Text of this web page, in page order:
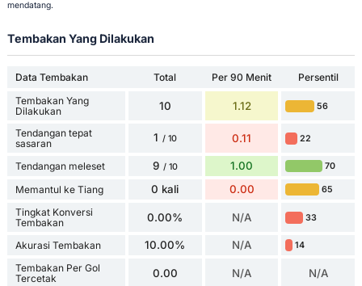
mendatang.
Tembakan Yang Dilakukan
Data Tembakan Total Per 90 Menit
Persentil
Tembakan Yang
Dilakukan
10 1.12 56
Tendangan tepat
sasaran
1 / 10 0.11 22
Tendangan meleset 9 / 10 1.00 70
Memantul ke Tiang 0 kali 0.00 65
Tingkat Konversi
Tembakan
0.00% N/A 33
Akurasi Tembakan 10.00% N/A 14
Tembakan Per Gol
Tercetak
0.00 N/A N/A